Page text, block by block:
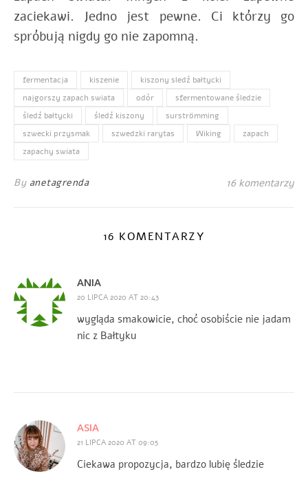
zaciekawi. Jedno jest pewne. Ci którzy go
spróbują nigdy go nie zapomną.
fermentacja kiszenie
kiszony sledź bałtycki
najgorszy zapach swiata
odór
sfermentowane śledzie
śledź bałtycki
śledź kiszony
surströmming
szwecki przysmak
szwedzki rarytas Wiking
zapach
zapachy swiata
By anetagrenda 16 komentarzy
16 KOMENTARZY
ANIA
20 LIPCA 2020 AT 20:43
wygląda smakowicie, choć osobiście nie jadam
nic z Bałtyku
ASIA
21 LIPCA 2020 AT 09:05
Ciekawa propozycja, bardzo lubię śledzie